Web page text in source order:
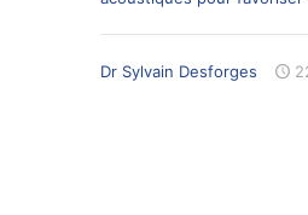
Dr Sylvain Desforges